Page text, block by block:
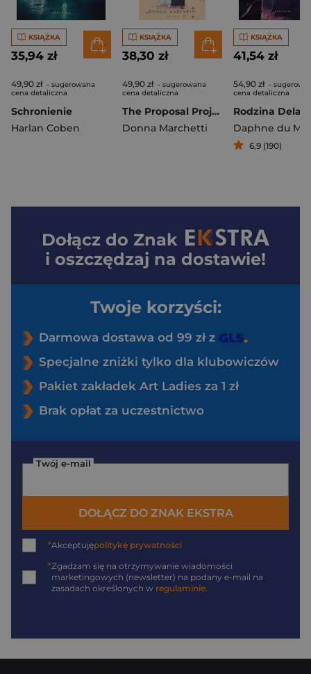
KSIĄŻKA
35,94 zł
49,90 zł - sugerowana
cena detaliczna
Schronienie
Harlan Coben
KSIĄŻKA
38,30 zł
49,90 zł - sugerowana
cena detaliczna
The Proposal Project. Projekt “Oświadczyny"
Donna Marchetti
KSIĄŻKA
41,54 zł
54,90 zł -
cena detaliczna
Daphne du
6,9 (190)
Dołącz do Znak
i oszczędzaj na dostawie!
Twoje korzyści:
Darmowa dostawa od 99 zł z
Specjalne zniżki tylko dla klubowiczów
Pakiet zakładek Art Ladies za 1 zł
Brak opłat za uczestnictwo
Twój e-mail
DOŁĄCZ DO ZNAK EKSTRA
*Akceptujępolitykę prywatności
*Zgadzam się na otrzymywanie wiadomości
marketingowych (newsletter) na podany e-mail na
zasadach określonych w regulaminie.